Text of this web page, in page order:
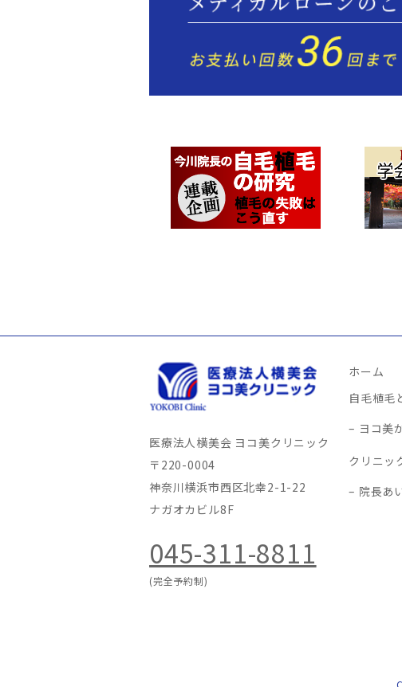
医療法人横美会 ヨコ美クリニック
〒220-0004
神奈川横浜市西区北幸2-1-22
ナガオカビル8F
045-311-8811
(完全予約制)
ホーム
自毛植毛
ヨコ美
クリニッ
院長あ